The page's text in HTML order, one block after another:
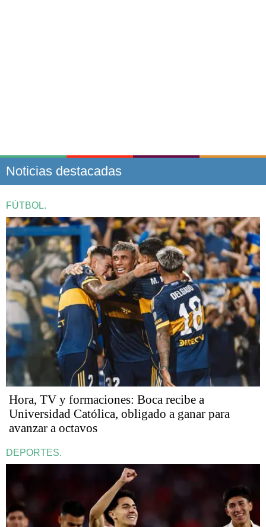
Noticias destacadas
FÚTBOL.
Hora, TV y formaciones: Boca recibe a
Universidad Católica, obligado a ganar para
avanzar a octavos
DEPORTES.